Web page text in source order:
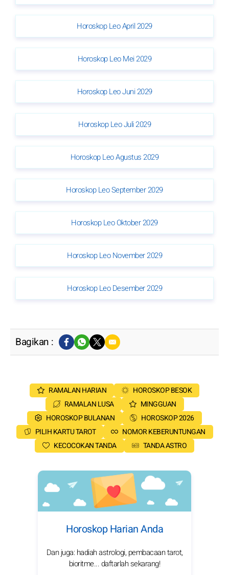
Horoskop Leo April 2029
Horoskop Leo Mei 2029
Horoskop Leo Juni 2029
Horoskop Leo Juli 2029
Horoskop Leo Agustus 2029
Horoskop Leo September 2029
Horoskop Leo Oktober 2029
Horoskop Leo November 2029
Horoskop Leo Desember 2029
Bagikan :
RAMALAN HARIAN
HOROSKOP BESOK
RAMALAN LUSA
MINGGUAN
HOROSKOP BULANAN
HOROSKOP 2026
PILIH KARTU TAROT
NOMOR KEBERUNTUNGAN
KECOCOKAN TANDA
TANDA ASTRO
Horoskop Harian Anda
Dan juga: hadiah astrologi, pembacaan tarot,
bioritme... daftarlah sekarang!